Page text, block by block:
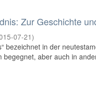
Zur Geschichte
07-21)
bezeichnet in der
begegnet, aber auch in